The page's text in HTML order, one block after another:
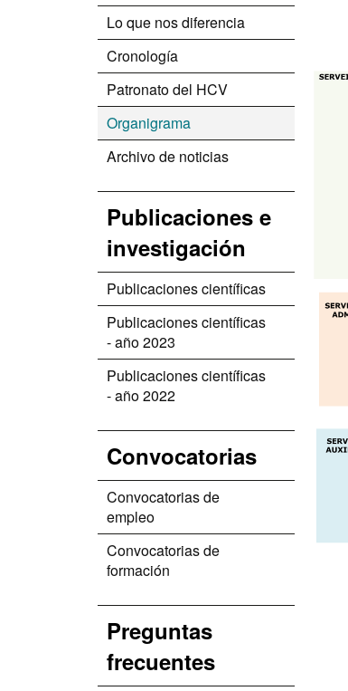
Lo que nos diferencia
Cronología
Patronato del HCV
Organigrama
Archivo de noticias
Publicaciones e
investigación
Publicaciones científicas
Publicaciones científicas
- año 2023
Publicaciones científicas
- año 2022
Convocatorias
Convocatorias de
empleo
Convocatorias de
formación
Preguntas
frecuentes